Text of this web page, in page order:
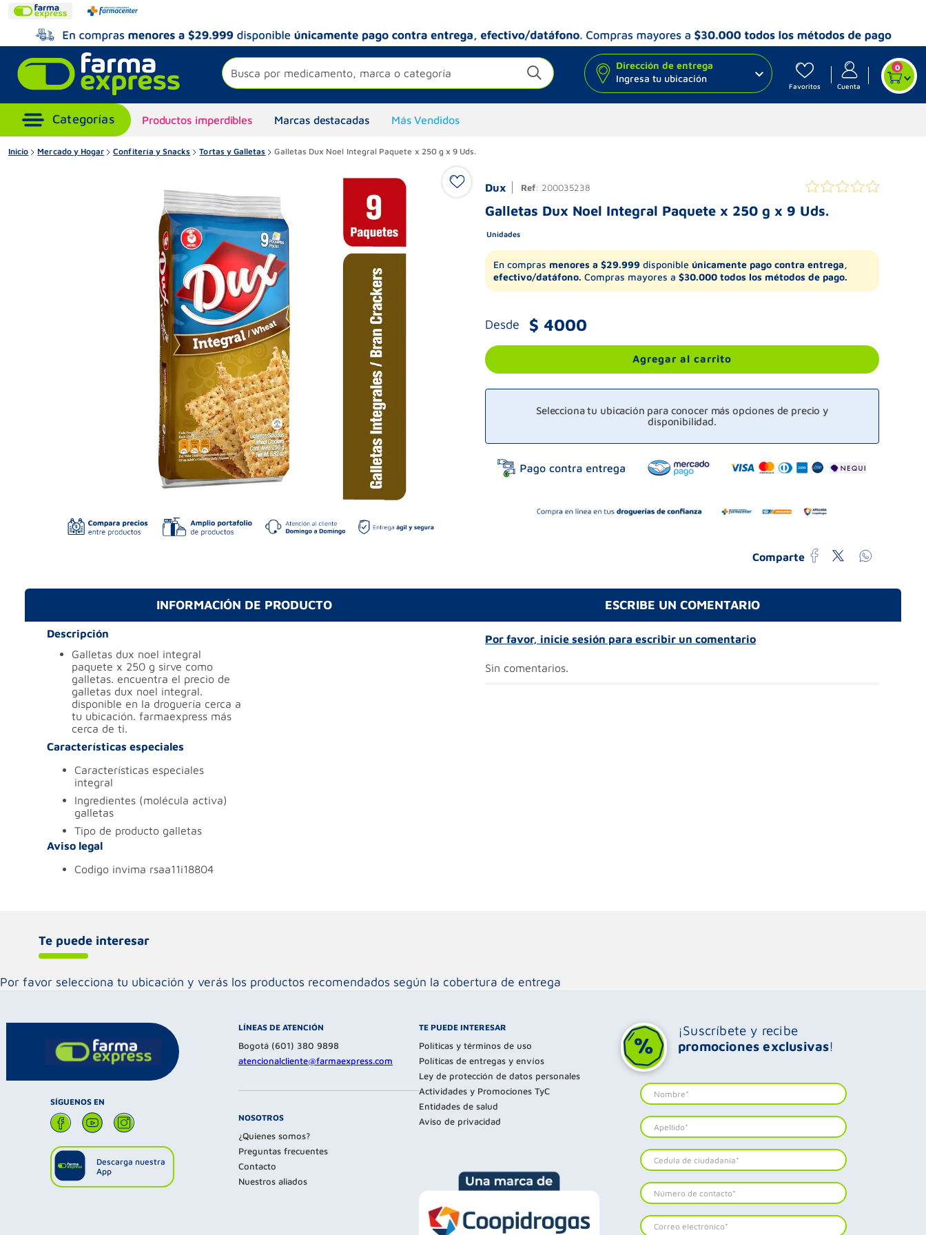
Busca por medicamento, marca o categoría
Dirección de entrega
Ingresa tu ubicación
Favoritos Cuenta
0
Productos imperdibles Marcas destacadas Más Vendidos
Inicio Mercado y Hogar Confitería y Snacks Tortas y Galletas Galletas Dux Noel Integral Paquete x 250 g x 9 Uds.
Dux Ref: 200035238
Galletas Dux Noel Integral Paquete x 250 g x 9 Uds.
Unidades
En compras menores a $29.999 disponible únicamente pago contra entrega,
efectivo/datáfono. Compras mayores a $30.000 todos los métodos de pago.
Desde $ 4000
Agregar al carrito
Selecciona tu ubicación para conocer más opciones de precio y
disponibilidad.
Comparte
INFORMACIÓN DE PRODUCTO
Descripción
galletas dux noel integral
paquete x 250 g sirve como
galletas. encuentra el precio de
galletas dux noel integral.
disponible en la droguería cerca a
tu ubicación. farmaexpress más
cerca de ti.
Características especiales
características especiales
integral
ingredientes (molécula activa)
galletas
tipo de producto galletas
Aviso legal
codigo invima rsaa11i18804
ESCRIBE UN COMENTARIO
Por favor, inicie sesión para escribir un comentario
Sin comentarios.
Te puede interesar
Por favor selecciona tu ubicación y verás los productos recomendados según la cobertura de entrega
SÍGUENOS EN
Descarga nuestra
App
LÍNEAS DE ATENCIÓN
Bogotá (601) 380 9898
atencionalcliente@farmaexpress.com
NOSOTROS
¿Quienes somos?
Preguntas frecuentes
Contacto
Nuestros aliados
TE PUEDE INTERESAR
Políticas y términos de uso
Políticas de entregas y envíos
Ley de protección de datos personales
Actividades y Promociones TyC
Entidades de salud
Aviso de privacidad
¡Suscríbete y recibe
promociones exclusivas!